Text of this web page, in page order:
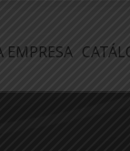
EMPRESA